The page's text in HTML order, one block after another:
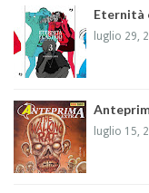
Eternità
luglio 29,
luglio 15,